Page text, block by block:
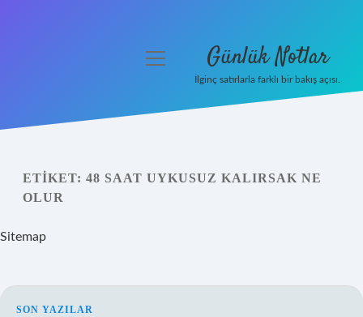
Yasal Uyarı
menüyü
Günlük Notlar
İlginç satırlarla farklı bir bakış açısı.
ETIKET: 48 SAAT UYKUSUZ KALIRSAK NE
OLUR
Sitemap
SON YAZILAR